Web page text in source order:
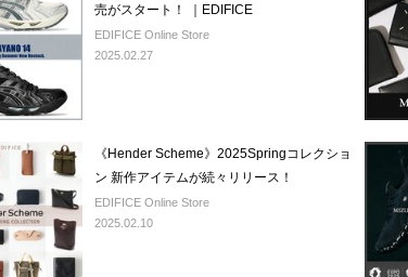
売がスタート！ ｜EDIFICE
EDIFICE Online Store
2025.02.27
《Hender Scheme》2025Springコレクショ
ン 新作アイテムが続々リリース！
EDIFICE Online Store
2025.02.10